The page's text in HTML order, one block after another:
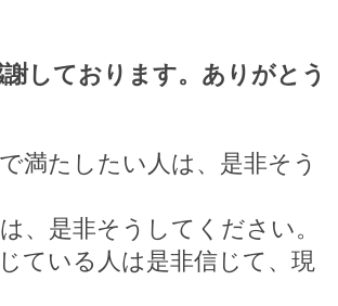
しております。ありがとう
満たしたい人は、是非そう
、是非そうしてください。
ている人は是非信じて、現